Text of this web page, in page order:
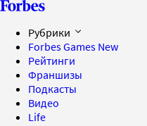
Рубрики
Forbes Games New
Рейтинги
Франшизы
Подкасты
Видео
Life